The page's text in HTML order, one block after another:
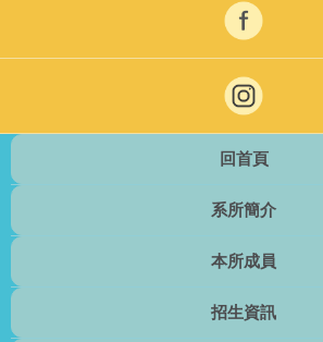
回首頁
系所簡介
本所成員
招生資訊